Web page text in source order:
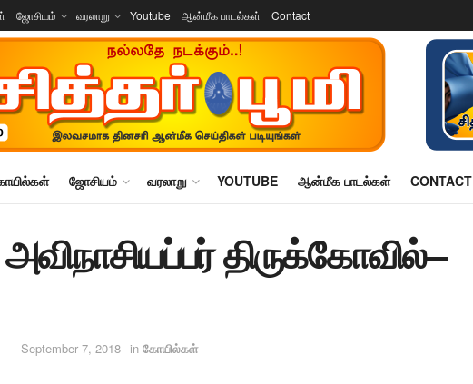
ஜோசியம் வரலாறு Youtube ஆன்மீக பாடல்கள் Contact
ஜோசியம் வரலாறு YOUTUBE ஆன்மீக பாடல்கள் CONTACT
திருக்கோவில்–
September 7, 2018 in கோயில்கள்